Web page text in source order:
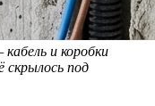
и коробки
под